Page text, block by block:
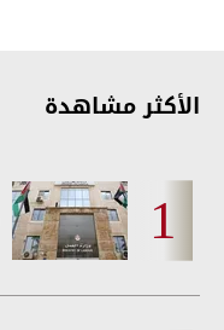
الأكثر مشاهدة